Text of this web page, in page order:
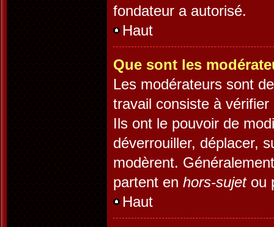
fondateur a autorisé.
Haut
Que sont les
Les modérateurs sont
travail consiste à
Ils ont le pouvoir de
déverrouiller, déplacer,
modèrent.
partent en hors-sujetou
Haut